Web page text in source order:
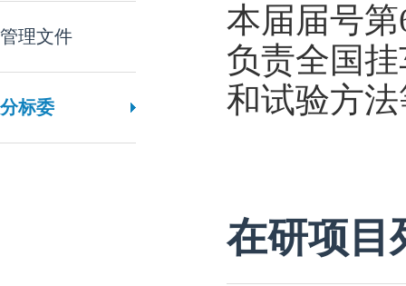
管理文件
分标委
本届届号
负责全国
和试验方
在研项目